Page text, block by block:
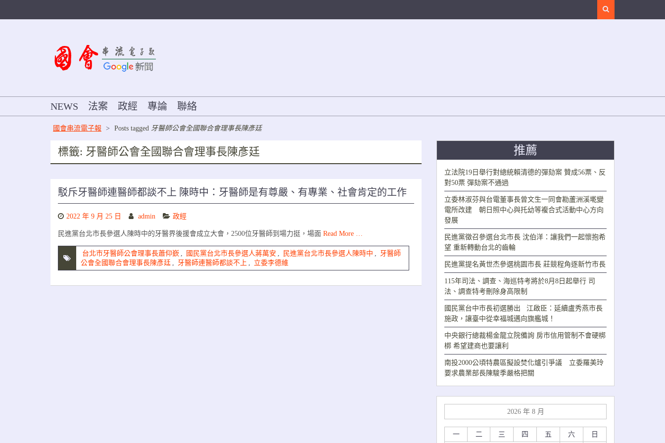
NEWS 法案 政經 專論 聯絡
國會串流電子報 > Posts tagged 牙醫師公會全國聯合會理事長陳彥廷
標籤: 牙醫師公會全國聯合會理事長陳彥廷
駁斥牙醫師連醫師都談不上 陳時中：牙醫師是有尊嚴、有專業、社會肯定的工作
2022 年 9 月 25 日 admin 政經
民進黨台北市長參選人陳時中的牙醫界後援會成立大會，2500位牙醫師到場力挺，場面 Read More …
台北市牙醫師公會理事長蕭仰嶔 , 國民黨台北市長參選人蔣萬安 , 民進黨台北市長參選人陳時中 , 牙醫師
公會全國聯合會理事長陳彥廷 , 牙醫師連醫師都談不上 , 立委李德維
推薦
立法院19日舉行對總統賴清德的彈劾案 贊成56票、反
對50票 彈劾案不通過
立委林淑芬與台電董事長曾文生一同會勘蘆洲溪墘變
電所改建 朝日照中心與托幼等複合式活動中心方向
發展
民進黨徵召參選台北市長 沈伯洋：讓我們一起懷抱希
望 重新轉動台北的齒輪
民進黨提名黃世杰參選桃園市長 莊競程角逐新竹市長
115年司法、調查、海巡特考將於8月8日起舉行 司
法、調查特考刪除身高限制
國民黨台中市長初選勝出 江啟臣：延續盧秀燕市長
施政，讓臺中從幸福城邁向旗艦城！
中央銀行總裁楊金龍立院備詢 房市信用管制不會硬梆
梆 希望建商也要讓利
南投2000公頃特農區擬設焚化爐引爭議 立委羅美玲
要求農業部長陳駿季嚴格把關
2026 年 8 月
一 二 三 四 五 六 日